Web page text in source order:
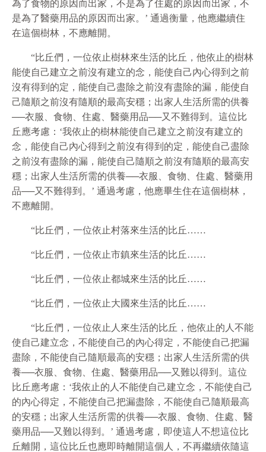
為了食物的原因而出家，不是為了住處的原因而出家，不
是為了醫藥用品的原因而出家。’ 通過衡量，他應繼續住
在這個樹林，不應離開。
“比丘們，一位依止樹林來生活的比丘，他依止的樹林
能使自己建立之前沒有建立的念，能使自己內心得到之前
沒有得到的定，能使自己盡除之前沒有盡除的漏，能使自
己隨順之前沒有隨順的最高安穩；出家人生活所需的供養
──衣服、食物、住處、醫藥用品──又不難得到。這位比
丘應考慮：‘我依止的樹林能使自己建立之前沒有建立的
念，能使自己內心得到之前沒有得到的定，能使自己盡除
之前沒有盡除的漏，能使自己隨順之前沒有隨順的最高安
穩；出家人生活所需的供養──衣服、食物、住處、醫藥用
品──又不難得到。’ 通過考慮，他應畢生住在這個樹林，
不應離開。
“比丘們，一位依止村落來生活的比丘……
“比丘們，一位依止市鎮來生活的比丘……
“比丘們，一位依止都城來生活的比丘……
“比丘們，一位依止大國來生活的比丘……
“比丘們，一位依止人來生活的比丘，他依止的人不能
使自己建立念，不能使自己的內心得定，不能使自己把漏
盡除，不能使自己隨順最高的安穩；出家人生活所需的供
養──衣服、食物、住處、醫藥用品──又難以得到。這位
比丘應考慮：‘我依止的人不能使自己建立念，不能使自己
的內心得定，不能使自己把漏盡除，不能使自己隨順最高
的安穩；出家人生活所需的供養──衣服、食物、住處、醫
藥用品──又難以得到。’ 通過考慮，即使這人不想這位比
丘離開，這位比丘也應即時離開這個人，不再繼續依隨這